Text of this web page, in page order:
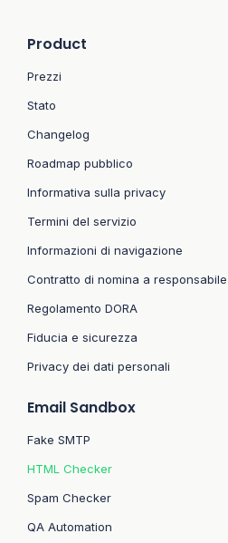
Product
Prezzi
Stato
Changelog
Roadmap pubblico
Informativa sulla privacy
Termini del servizio
Informazioni di navigazione
Contratto di nomina a
Regolamento DORA
Fiducia e sicurezza
Privacy dei dati personali
Email Sandbox
Fake SMTP
HTML Checker
Spam Checker
QA Automation